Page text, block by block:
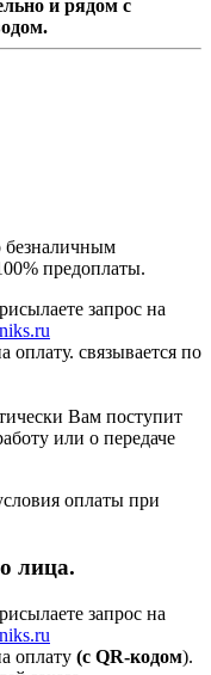
и рядом с
безналичным
предоплаты.
запрос на
оплату. связывается по
Вам поступит
или о передаче
оплаты при
лица.
запрос на
оплату (с QR-кодом).